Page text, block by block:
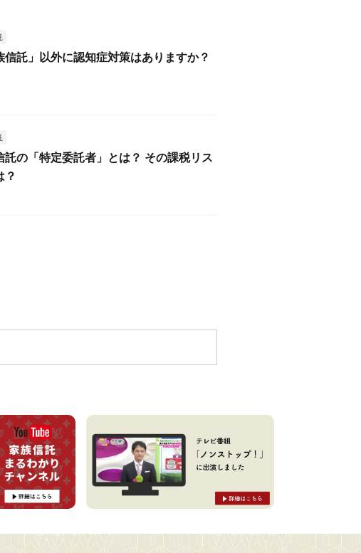
信託」以外に認知症対策はありますか？
託の「特定委託者」とは？ その課税リス
？